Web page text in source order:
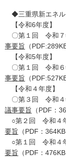
◆三重県新エネル
【令和6年度】
〇第１回 令和７
事要旨
（PDF:289KB
【令和5年度】
〇第１回 令和６
事要旨
（PDF:527KB
【令和４年度】
〇第３回 令和４
議事要旨
（PDF：
○第２回 令和４年
要旨
（PDF：364KB
○第１回 令和４年
要旨
（PDF：476KB